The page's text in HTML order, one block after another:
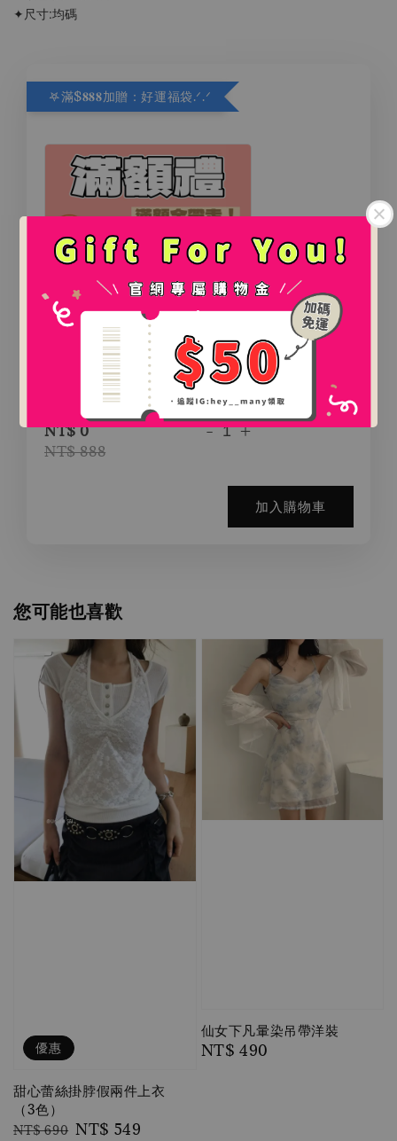
.
.
✦尺寸:均碼
𖤐滿$𝟖𝟖𝟖加贈：好運福袋.ᐟ‪.ᐟ
氛圍感百搭鯊魚夾（2款）
NT$ 0
NT$ 888
- +
加入購物車
您可能也喜歡
優惠
甜心蕾絲掛脖假兩件上衣
（3色）
Regular
NT$ 690 Sale
NT$ 549
仙女下凡暈染吊帶洋裝
Regular
NT$ 490